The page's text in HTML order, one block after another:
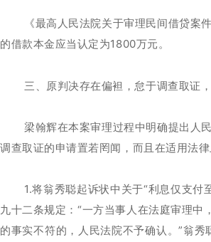
《最高人民法院关于审理民间借贷
的借款本金应当认定为1800万元。
三、原判决存在偏袒，怠于调查取证
梁翰辉在本案审理过程中明确提出人
调查取证的申请置若罔闻，而且在适用法
1.将翁秀聪起诉状中关于“利息仅支
九十二条规定：“一方当事人在法庭审理
的事实不符的，人民法院不予确认。”翁